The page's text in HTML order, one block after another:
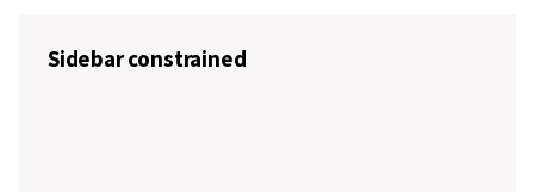
Sidebar constrained